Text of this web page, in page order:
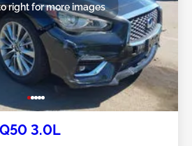
right for more images
3.0L